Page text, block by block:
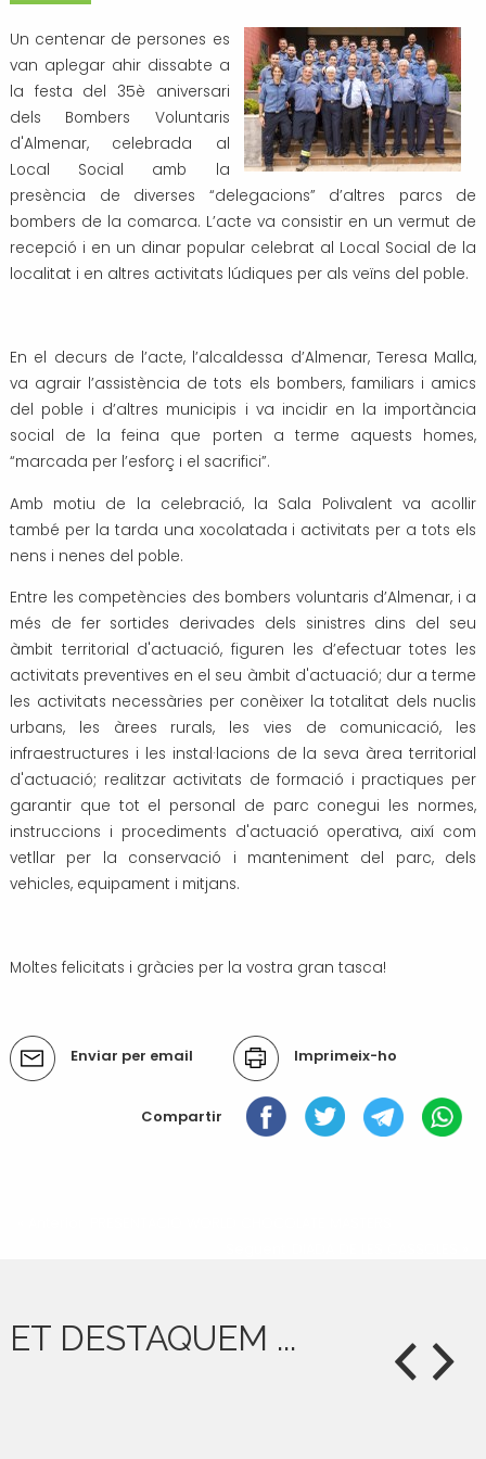
Un centenar de persones es
van aplegar ahir dissabte a
la festa del 35è aniversari
dels Bombers Voluntaris
d'Almenar, celebrada al
Local Social amb la
presència de diverses “delegacions” d’altres parcs de
bombers de la comarca. L’acte va consistir en un vermut de
recepció i en un dinar popular celebrat al Local Social de la
localitat i en altres activitats lúdiques per als veïns del poble.
En el decurs de l’acte, l’alcaldessa d’Almenar, Teresa Malla,
va agrair l’assistència de tots els bombers, familiars i amics
del poble i d’altres municipis i va incidir en la importància
social de la feina que porten a terme aquests homes,
“marcada per l’esforç i el sacrifici”.
Amb motiu de la celebració, la Sala Polivalent va acollir
també per la tarda una xocolatada i activitats per a tots els
nens i nenes del poble.
Entre les competències des bombers voluntaris d’Almenar, i a
més de fer sortides derivades dels sinistres dins del seu
àmbit territorial d'actuació, figuren les d’efectuar totes les
activitats preventives en el seu àmbit d'actuació; dur a terme
les activitats necessàries per conèixer la totalitat dels nuclis
urbans, les àrees rurals, les vies de comunicació, les
infraestructures i les instal·lacions de la seva àrea territorial
d'actuació; realitzar activitats de formació i practiques per
garantir que tot el personal de parc conegui les normes,
instruccions i procediments d'actuació operativa, així com
vetllar per la conservació i manteniment del parc, dels
vehicles, equipament i mitjans.
Moltes felicitats i gràcies per la vostra gran tasca!
Accions
del
Enviar per email Imprimeix-ho
Compartir
ET DESTAQUEM ...